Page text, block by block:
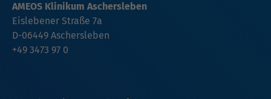
AMEOS Klinikum Aschersleben
Eislebener Straße 7a
D-06449 Aschersleben
+49 3473 97 0